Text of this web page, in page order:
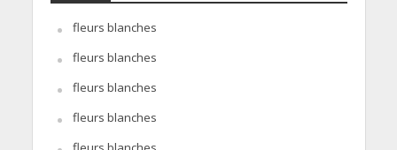
fleurs blanches
fleurs blanches
fleurs blanches
fleurs blanches